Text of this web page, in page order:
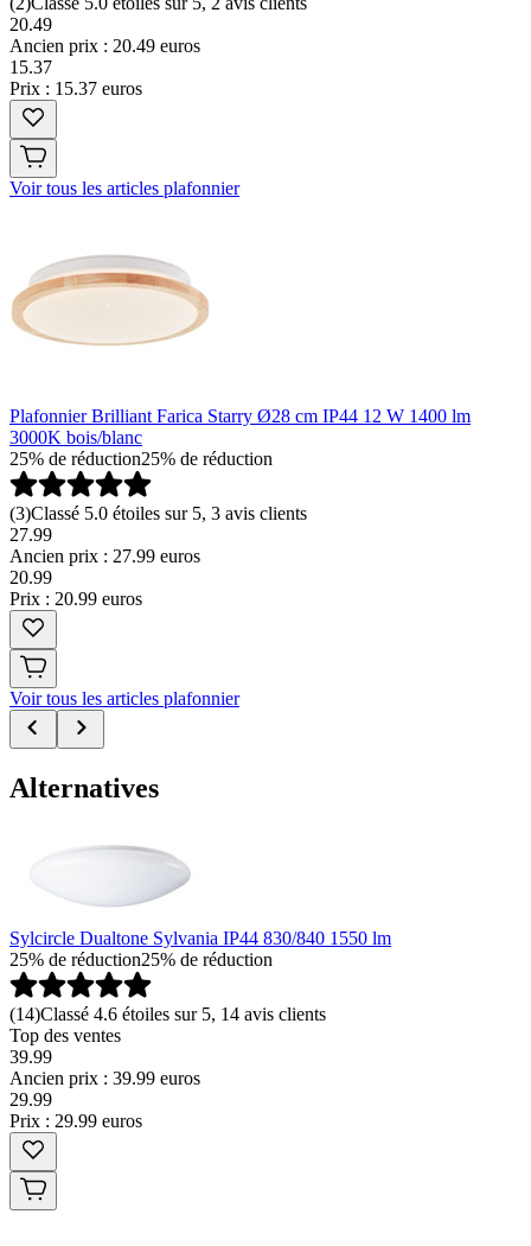
20.49
Ancien prix : 20.49 euros
15.37
Prix : 15.37 euros
Voir tous les articles plafonnier
Plafonnier Brilliant Farica Starry Ø28 cm IP44 12 W 1400 lm
3000K bois/blanc
25% de réduction25% de réduction
(3)Classé 5.0 étoiles sur 5, 3 avis clients
27.99
Ancien prix : 27.99 euros
20.99
Prix : 20.99 euros
Voir tous les articles plafonnier
Alternatives
Sylcircle Dualtone Sylvania IP44 830/840 1550 lm
25% de réduction25% de réduction
(14)Classé 4.6 étoiles sur 5, 14 avis clients
Top des ventes
39.99
Ancien prix : 39.99 euros
29.99
Prix : 29.99 euros